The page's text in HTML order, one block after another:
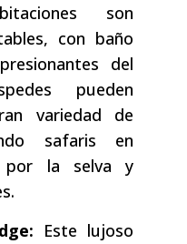
son
con baño
del
pueden
variedad de
safaris en
por la selva y
Este lujoso